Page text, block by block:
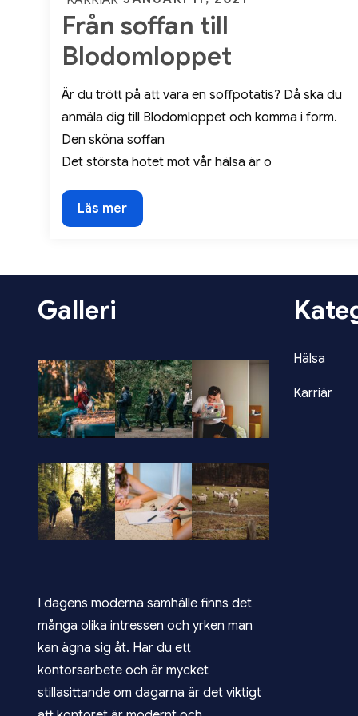
on
Från soffan till
Blodomloppet
Är du trött på att vara en soffpotatis? Då ska du
anmäla dig till Blodomloppet och komma i form.
Den sköna soffan
Det största hotet mot vår hälsa är o
Från
soffan
Läs mer
Galleri
I dagens moderna samhälle finns det
många olika intressen och yrken man
kan ägna sig åt. Har du ett
kontorsarbete och är mycket
stillasittande om dagarna är det viktigt
Hälsa
Karriär